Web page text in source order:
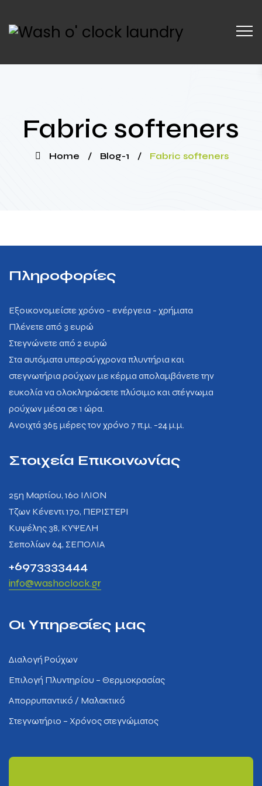
Fabric softeners
Home / Blog-1 / Fabric softeners
Πληροφορίες
Εξοικονομείστε χρόνο - ενέργεια - χρήματα
Πλένετε από 3 ευρώ
Στεγνώνετε από 2 ευρώ
Στα αυτόματα υπερσύγχρονα πλυντήρια και
στεγνωτήρια ρούχων με κέρμα απολαμβάνετε την
ευκολία να ολοκληρώσετε πλύσιμο και στέγνωμα
ρούχων μέσα σε 1 ώρα.
Ανοιχτά 365 μέρες τον χρόνο 7 π.μ. -24 μ.μ.
Στοιχεία Επικοινωνίας
25η Μαρτίου, 160 ΙΛΙΟΝ
Tζων Κένεντι 170, ΠΕΡΙΣΤΕΡΙ
Κυψέλης 38, ΚΥΨΕΛΗ
Σεπολίων 64, ΣΕΠΟΛΙΑ
+6973333444
info@washoclock.gr
Οι Υπηρεσίες μας
Διαλογή Ρούχων
Επιλογή Πλυντηρίου – Θερμοκρασίας
Απορρυπαντικό / Μαλακτικό
Στεγνωτήριο – Χρόνος στεγνώματος